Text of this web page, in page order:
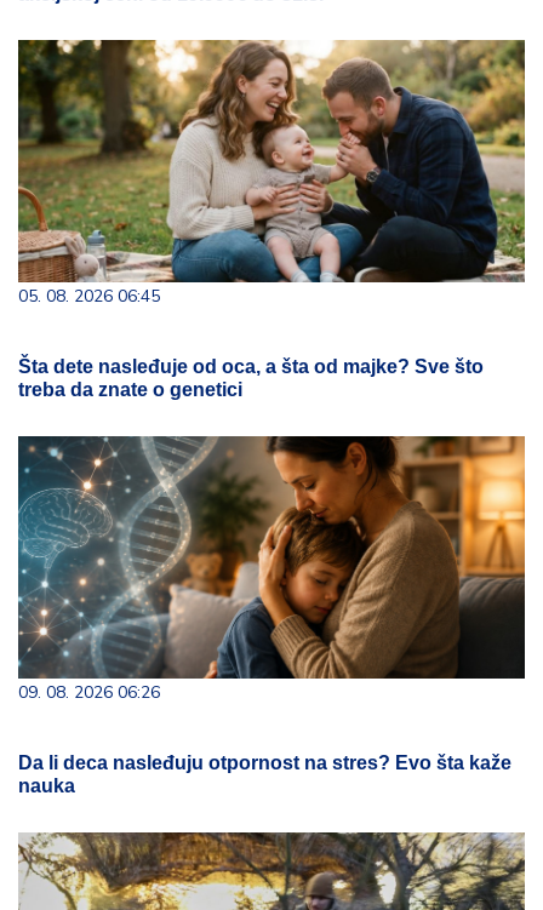
05. 08. 2026 06:45
Šta dete nasleđuje od oca, a šta od majke? Sve što
treba da znate o genetici
09. 08. 2026 06:26
Da li deca nasleđuju otpornost na stres? Evo šta kaže
nauka